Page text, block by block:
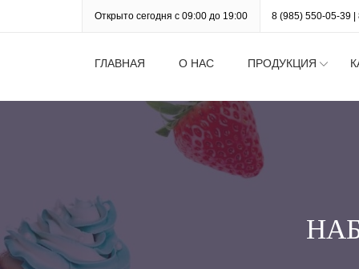
Открыто сегодня с 09:00 до 19:00 8 (985) 550-05-39
ГЛАВНАЯ О НАС ПРОДУКЦИЯ